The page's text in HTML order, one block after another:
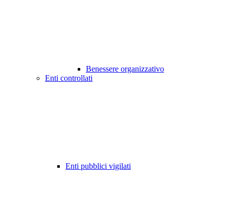
Benessere organizzativo
Enti controllati
Enti pubblici vigilati